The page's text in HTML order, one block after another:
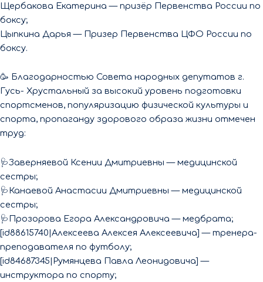
Щербакова Екатерина — призёр Первенства России по
боксу;
Цыпкина Дарья — Призер Первенства ЦФО России по
боксу.
🥳 Благодарностью Совета народных депутатов г.
Гусь- Хрустальный за высокий уровень подготовки
спортсменов, популяризацию физической культуры и
спорта, пропаганду здорового образа жизни отмечен
труд:
🩺Заверняевой Ксении Дмитриевны — медицинской
сестры;
🩺Канаевой Анастасии Дмитриевны — медицинской
сестры;
🩺Прозорова Егора Александровича — медбрата;
[id88615740|Алексеева Алексея Алексеевича] — тренера-
преподавателя по футболу;
[id84687345|Румянцева Павла Леонидовича] —
инструктора по спорту;